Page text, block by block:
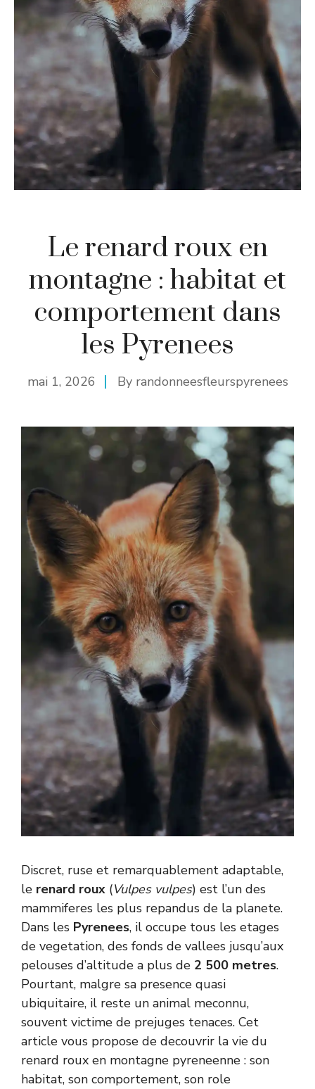
Le renard roux en
montagne : habitat et
comportement dans
les Pyrenees
mai 1, 2026 By randonneesfleurspyrenees
Discret, ruse et remarquablement adaptable,
le renard roux (Vulpes vulpes) est l’un des
mammiferes les plus repandus de la planete.
Dans les Pyrenees, il occupe tous les etages
de vegetation, des fonds de vallees jusqu’aux
pelouses d’altitude a plus de 2 500 metres.
Pourtant, malgre sa presence quasi
ubiquitaire, il reste un animal meconnu,
souvent victime de prejuges tenaces. Cet
article vous propose de decouvrir la vie du
renard roux en montagne pyreneenne : son
habitat, son comportement, son role